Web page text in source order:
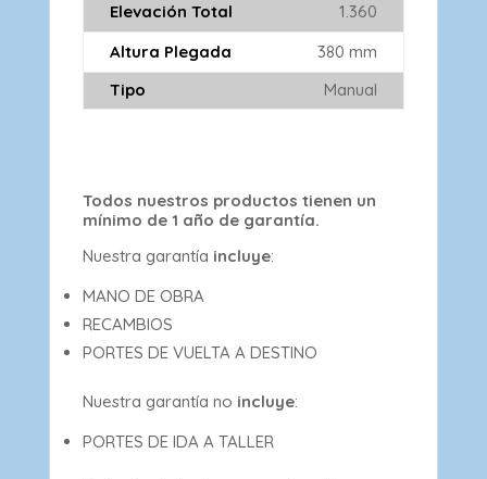
Elevación Total
1.360
Altura Plegada
380 mm
Tipo
Manual
Todos nuestros productos tienen un
mínimo de 1 año de garantía.
Nuestra garantía incluye:
MANO DE OBRA
RECAMBIOS
PORTES DE VUELTA A DESTINO
Nuestra garantía no incluye:
PORTES DE IDA A TALLER